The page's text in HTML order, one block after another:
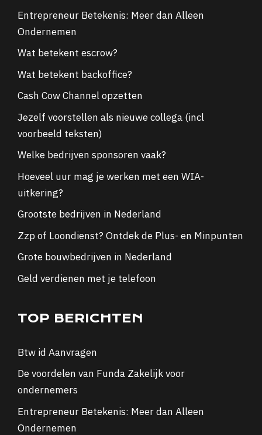
Entrepreneur Betekenis: Meer dan Alleen
Ondernemen
Wat betekent escrow?
Wat betekent backoffice?
Cash Cow Channel opzetten
Jezelf voorstellen als nieuwe collega (incl
voorbeeld teksten)
Welke bedrijven sponsoren vaak?
Hoeveel uur mag je werken met een WIA-
uitkering?
Grootste bedrijven in Nederland
Zzp of Loondienst? Ontdek de Plus- en Minpunten
Grote bouwbedrijven in Nederland
Geld verdienen met je telefoon
TOP BERICHTEN
Btw id Aanvragen
De voordelen van Funda Zakelijk voor
ondernemers
Entrepreneur Betekenis: Meer dan Alleen
Ondernemen